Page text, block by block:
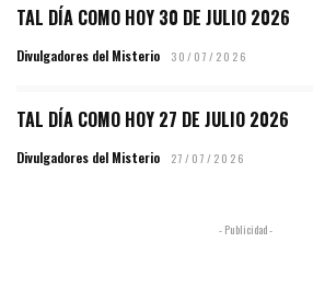
TAL DÍA COMO HOY 30 DE JULIO 2026
Divulgadores del Misterio 30/07/2026
TAL DÍA COMO HOY 27 DE JULIO 2026
Divulgadores del Misterio 27/07/2026
- Publicidad -